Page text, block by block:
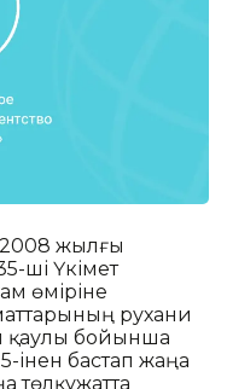
жылғы
ші Үкімет
өміріне
рухани
қаулы бойынша
бастап жаңа
төлқұжатта